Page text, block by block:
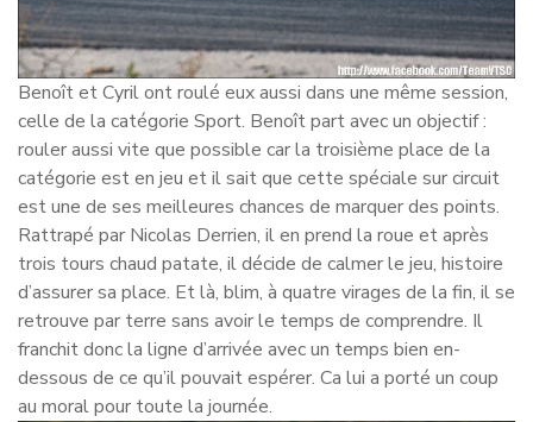
Benoît et Cyril ont roulé eux aussi dans une même session,
celle de la catégorie Sport. Benoît part avec un objectif :
rouler aussi vite que possible car la troisième place de la
catégorie est en jeu et il sait que cette spéciale sur circuit
est une de ses meilleures chances de marquer des points.
Rattrapé par Nicolas Derrien, il en prend la roue et après
trois tours chaud patate, il décide de calmer le jeu, histoire
d’assurer sa place. Et là, blim, à quatre virages de la fin, il se
retrouve par terre sans avoir le temps de comprendre. Il
franchit donc la ligne d’arrivée avec un temps bien en-
dessous de ce qu’il pouvait espérer. Ca lui a porté un coup
au moral pour toute la journée.